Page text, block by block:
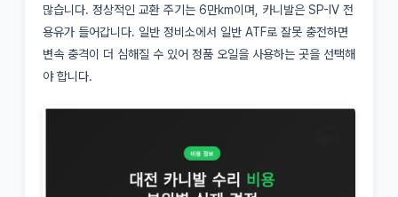
많습니다. 정상적인 교환 주기는 6만km이며, 카니발은 SP-IV 전
용유가 들어갑니다. 일반 정비소에서 일반 ATF로 잘못 충전하면
변속 충격이 더 심해질 수 있어 정품 오일을 사용하는 곳을 선택해
야 합니다.